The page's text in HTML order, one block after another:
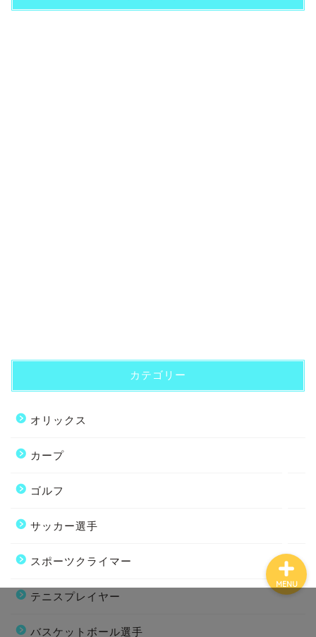
カテゴリー
オリックス
カープ
ゴルフ
サッカー選手
スポーツクライマー
テニスプレイヤー
バスケットボール選手
MENU